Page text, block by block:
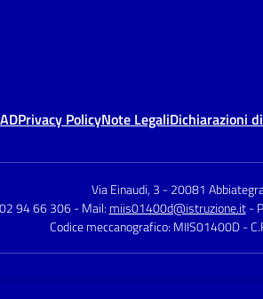
Privacy PolicyNote LegaliDichiarazioni
Via Einaudi, 3 -20081
94 66 306 - Mail: miis01400d@istruzione.it -
Codice meccanografico: MIIS01400D -